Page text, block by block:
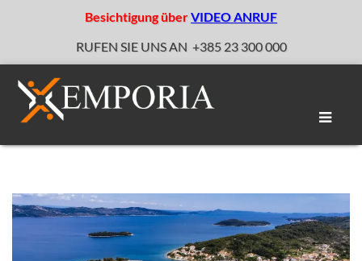
Besichtigung überVIDEO ANRUF
RUFEN SIE UNS AN +385 23 300 000